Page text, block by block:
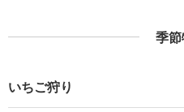
季
いちご狩り